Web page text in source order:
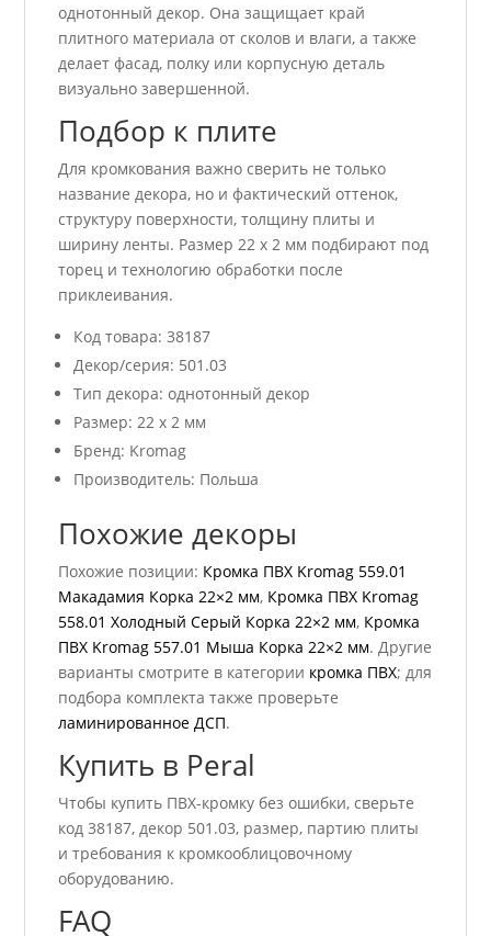
однотонный декор. Она защищает край
плитного материала от сколов и влаги, а также
делает фасад, полку или корпусную деталь
визуально завершенной.
Подбор к плите
Для кромкования важно сверить не только
название декора, но и фактический оттенок,
структуру поверхности, толщину плиты и
ширину ленты. Размер 22 x 2 мм подбирают под
торец и технологию обработки после
приклеивания.
Код товара: 38187
Декор/серия: 501.03
Тип декора: однотонный декор
Размер: 22 x 2 мм
Бренд: Kromag
Производитель: Польша
Похожие декоры
Похожие позиции: Кромка ПВХ Kromag 559.01
Макадамия Корка 22×2 мм, Кромка ПВХ Kromag
558.01 Холодный Серый Корка 22×2 мм, Кромка
ПВХ Kromag 557.01 Мыша Корка 22×2 мм. Другие
варианты смотрите в категории кромка ПВХ; для
подбора комплекта также проверьте
ламинированное ДСП.
Купить в Peral
Чтобы купить ПВХ-кромку без ошибки, сверьте
код 38187, декор 501.03, размер, партию плиты
и требования к кромкооблицовочному
оборудованию.
FAQ